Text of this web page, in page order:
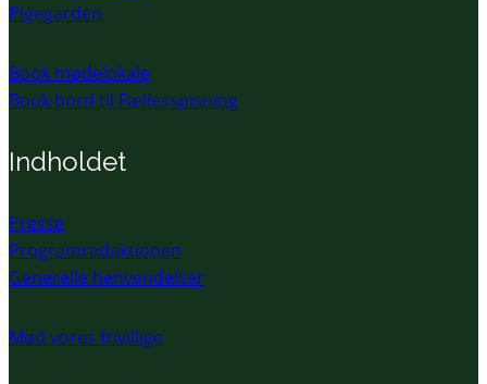
Pigegarden
Book mødelokale
Book bord til Fællesspisning
Indholdet
Presse
Programredaktionen
Generelle henvendelser
Mød vores frivillige